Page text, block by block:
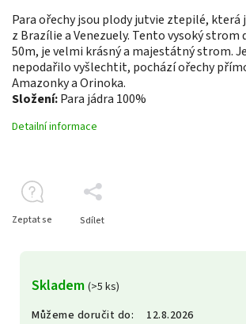
Skladem (>5 ks)
Můžeme doručit do:
12.8.2026
Para ořechy jsou plody jutvie ztepilé, která
z Brazílie a Venezuely. Tento vysoký strom
50m, je velmi krásný a majestátný strom.
nepodařilo vyšlechtit, pochází ořechy
Amazonky a Orinoka.
Složení:Para jádra 100%
Detailní informace
Zeptat se Sdílet